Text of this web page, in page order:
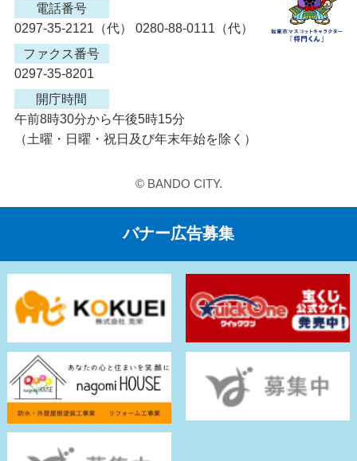
電話番号
0297-35-2121（代） 0280-88-0111（代）
ファクス番号
0297-35-8201
開庁時間
午前8時30分から午後5時15分
（土曜・日曜・祝日及び年末年始を除く）
© BANDO CITY.
バナー広告募集